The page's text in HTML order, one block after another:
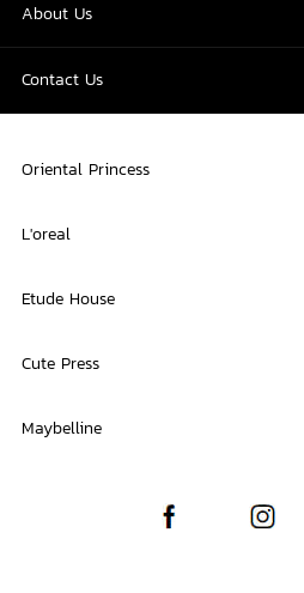
About Us
Contact Us
Oriental Princess
L'oreal
Etude House
Cute Press
Maybelline